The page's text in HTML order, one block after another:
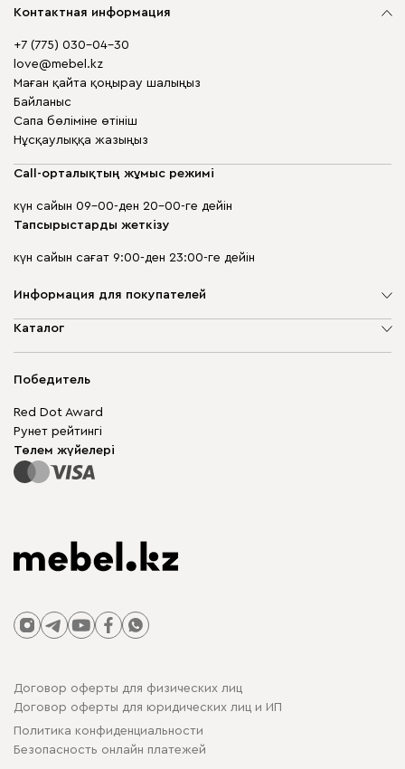
Контактная информация
+7 (775) 030-04-30
love@mebel.kz
Маған қайта қоңырау шалыңыз
Байланыс
Сапа бөліміне өтініш
Нұсқаулыққа жазыңыз
Call-орталықтың жұмыс режимі
күн сайын 09-00-ден 20-00-ге дейін
Тапсырыстарды жеткізу
күн сайын сағат 9:00-ден 23:00-ге дейін
Информация для покупателей
Компания туралы
Кепілдік
Бизнес үшін
Сайт картасы
Каталог
Шкаф жиһазы
Модульдік жиһаз
Үстелдер мен орындықтар
Победитель
Red Dot Award
Рунет рейтингі
Төлем жүйелері
Договор оферты для физических лиц
Договор оферты для юридических лиц и ИП
Политика конфиденциальности
Безопасность онлайн платежей